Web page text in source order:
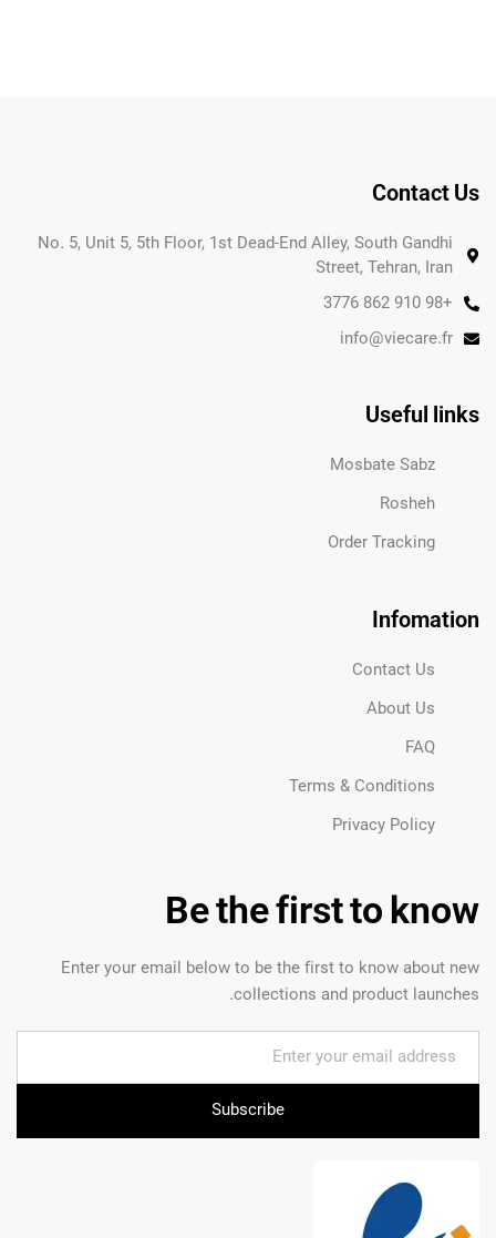
Contact Us
No. 5, Unit 5, 5th Floor, 1st Dead-End Alley, South Gandhi
Street, Tehran, Iran
+98 910 862 3776
info@viecare.fr
Useful links
Mosbate Sabz
Rosheh
Order Tracking
Infomation
Contact Us
About Us
FAQ
Terms & Conditions
Privacy Policy
Be the first to know
Enter your email below to be the first to know about new
collections and product launches.
Subscribe